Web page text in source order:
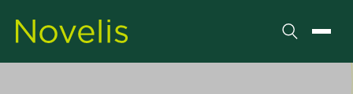
검색 메뉴